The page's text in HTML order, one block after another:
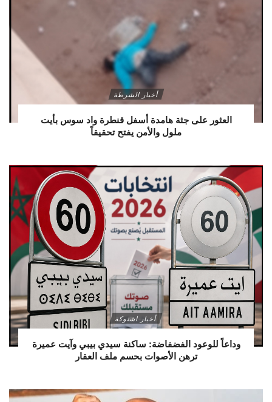
أخبار الشرطة
العثور على جثة هامدة أسفل قنطرة واد سوس بأيت
ملول والأمن يفتح تحقيقاً
أخبار اشتوكة
وداعاً للوعود الفضفاضة: ساكنة سيدي بيبي وآيت عميرة
ترهن الأصوات بحسم ملف العقار